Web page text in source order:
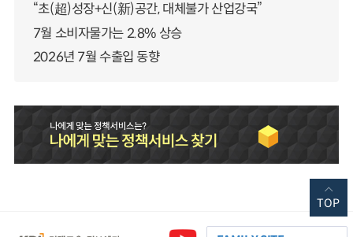
“초(超)성장+신(新)공간, 대체불가 산업강국”
7월 소비자물가는 2.8% 상승
2026년 7월 수출입 동향
TOP